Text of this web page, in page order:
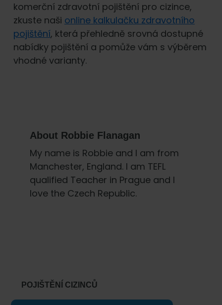
komerční zdravotní pojištění pro cizince,
zkuste naši online kalkulačku zdravotního
pojištění, která přehledně srovná dostupné
nabídky pojištění a pomůže vám s výběrem
vhodné varianty.
About Robbie Flanagan
My name is Robbie and I am from
Manchester, England. I am TEFL
qualified Teacher in Prague and I
love the Czech Republic.
POJIŠTĚNÍ CIZINCŮ